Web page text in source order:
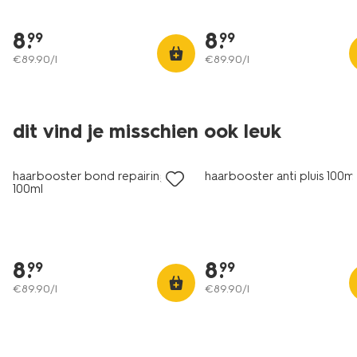
8.
99
€89.90/l
8.
99
€89.90/l
dit vind je misschien ook leuk
haarbooster bond repairing
100ml
8.
99
€89.90/l
haarbooster anti pluis 100ml
8.
99
€89.90/l